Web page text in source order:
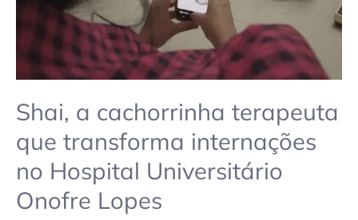
Shai, a cachorrinha terapeuta
que transforma internações
no Hospital Universitário
Onofre Lopes
Hospital
Universitário
Onofre
Lopes